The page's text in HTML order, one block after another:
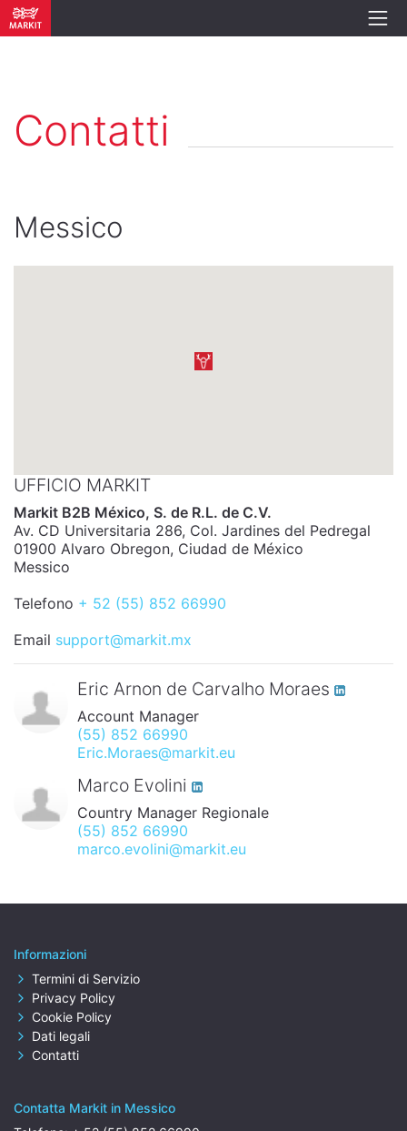
Contatti
Messico
UFFICIO MARKIT
Markit B2B México, S. de R.L. de C.V.
Av. CD Universitaria 286, Col. Jardines del Pedregal
01900 Alvaro Obregon, Ciudad de México
Messico
Telefono + 52 (55) 852 66990
Email support@markit.mx
Eric Arnon de Carvalho Moraes
Account Manager
(55) 852 66990
Eric.Moraes@markit.eu
Marco Evolini
Country Manager Regionale
(55) 852 66990
marco.evolini@markit.eu
Informazioni
Termini di Servizio
Privacy Policy
Cookie Policy
Dati legali
Contatti
Contatta Markit in Messico